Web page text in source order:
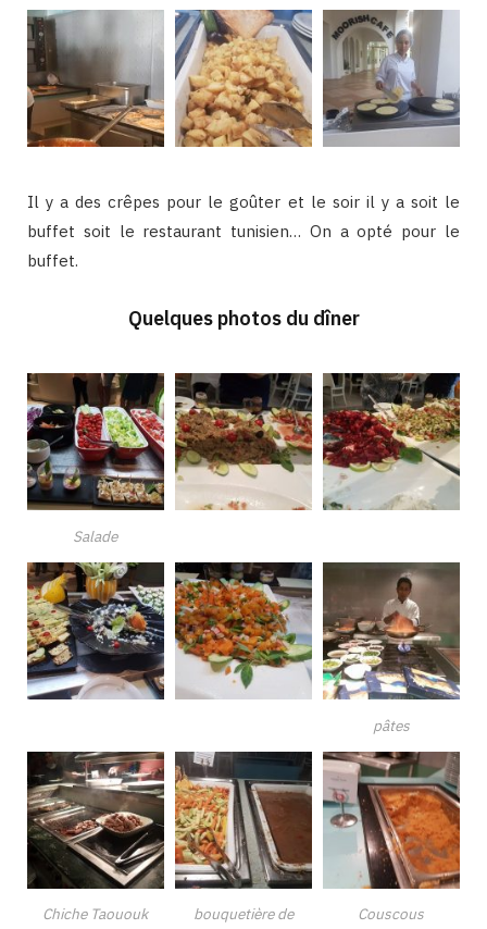
Il y a des crêpes pour le goûter et le soir il y a soit le
buffet soit le restaurant tunisien… On a opté pour le
buffet.
Quelques photos du dîner
Salade
pâtes
Chiche Taououk
bouquetière de
Couscous